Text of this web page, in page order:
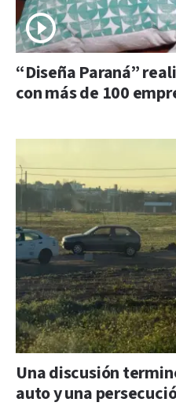
“Diseña Paraná”
con más de 100
Una discusión
auto y una